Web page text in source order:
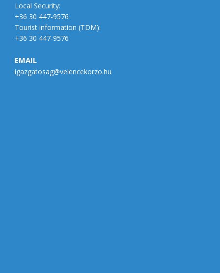
Local Security:
+36 30 447-9576
Tourist information (TDM):
+36 30 447-9576
EMAIL
igazgatosag@velencekorzo.hu